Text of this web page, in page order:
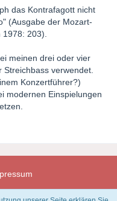
das Kontrafagott nicht
(Ausgabe der Mozart-
203).
meinen drei oder vier
verwendet.
Konzertführer?)
modernen Einspielungen